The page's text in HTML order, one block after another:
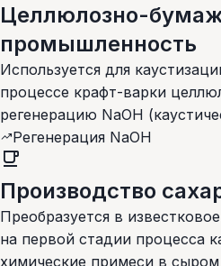
Целлюлозно-
промышленность
Используется для
процессе крафт-варки
регенерацию NaOH
trending_upРегенерация NaOH
local_cafe
Производство
Преобразуется в
на первой стадии процесса
химические примеси в сыром